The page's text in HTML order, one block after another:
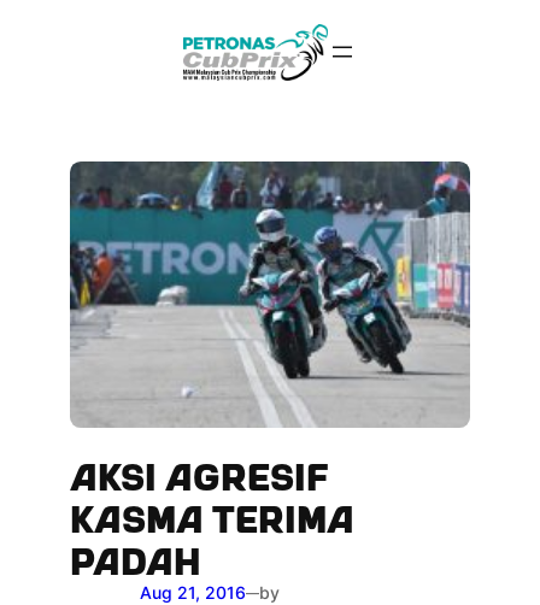
AKSI AGRESIF
KASMA TERIMA
PADAH
Aug 21, 2016—by